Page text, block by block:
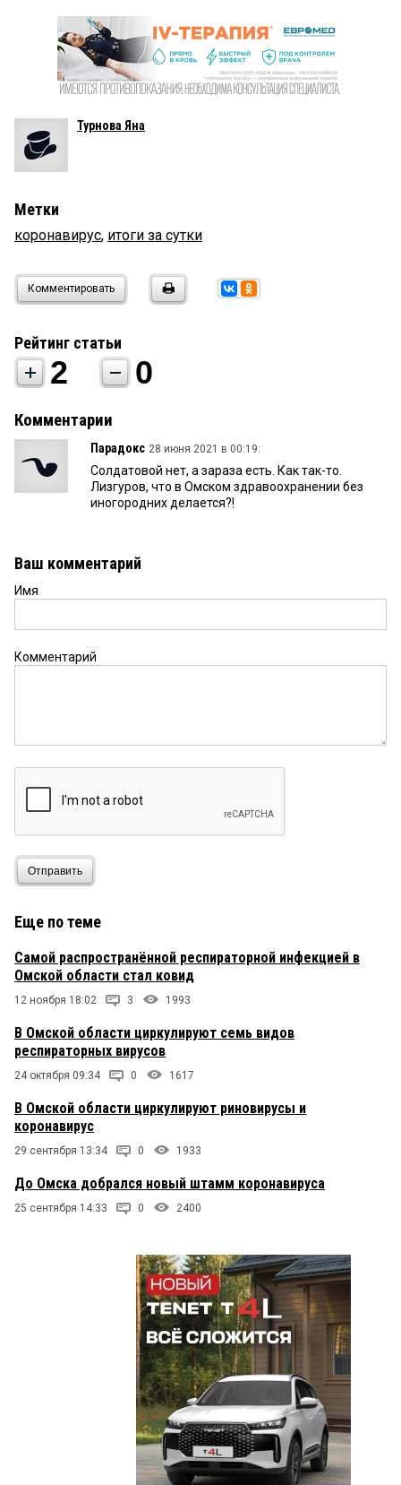
Турнова Яна
Метки
коронавирус, итоги за сутки
Комментировать
Рейтинг статьи
2 0
Комментарии
Парадокс 28 июня 2021 в 00:19:
Солдатовой нет, а зараза есть. Как так-то.
Лизгуров, что в Омском здравоохранении без
иногородних делается?!
Ваш комментарий
Имя
Комментарий
Отправить
Еще по теме
Самой распространённой респираторной инфекцией в
Омской области стал ковид
12 ноября 18:02 3 1993
В Омской области циркулируют семь видов
респираторных вирусов
24 октября 09:34 0 1617
В Омской области циркулируют риновирусы и
коронавирус
29 сентября 13:34 0 1933
До Омска добрался новый штамм коронавируса
25 сентября 14:33 0 2400